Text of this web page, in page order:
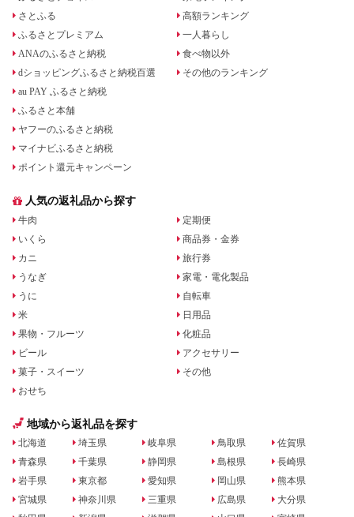
さとふる
ふるさとプレミアム
ANAのふるさと納税
dショッピングふるさと納税百選
au PAY ふるさと納税
ふるさと本舗
ヤフーのふるさと納税
マイナビふるさと納税
ポイント還元キャンペーン
高額ランキング
一人暮らし
食べ物以外
その他のランキング
人気の返礼品から探す
牛肉
いくら
カニ
うなぎ
うに
米
果物・フルーツ
ビール
菓子・スイーツ
おせち
定期便
商品券・金券
旅行券
家電・電化製品
自転車
日用品
化粧品
アクセサリー
その他
地域から返礼品を探す
北海道
青森県
岩手県
宮城県
埼玉県
千葉県
東京都
神奈川県
岐阜県
静岡県
愛知県
三重県
鳥取県
島根県
岡山県
広島県
佐賀県
長崎県
熊本県
大分県